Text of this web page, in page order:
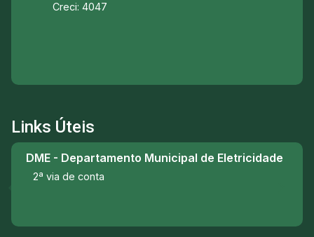
Creci: 4047
Links Úteis
DME - Departamento Municipal de Eletricidade
2ª via de conta